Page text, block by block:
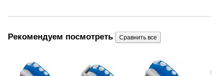
Рекомендуем посмотреть